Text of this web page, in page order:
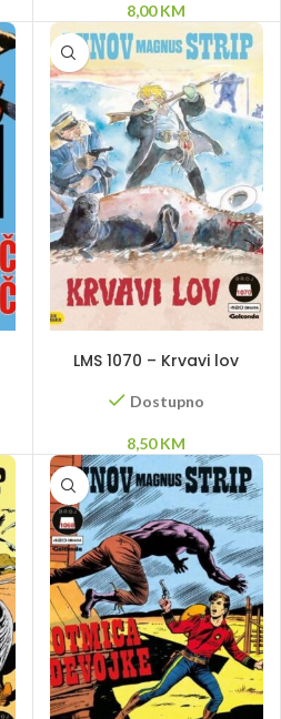
8,00KM
LMS 1070 – Krvavi lov
Dostupno
8,50KM